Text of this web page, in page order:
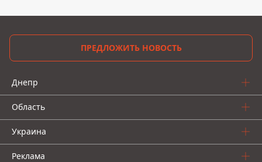
ПРЕДЛОЖИТЬ НОВОСТЬ
Днепр
Область
Украина
Реклама